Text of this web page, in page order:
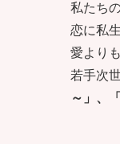
私たち
恋に私
愛より
若手次
～」、